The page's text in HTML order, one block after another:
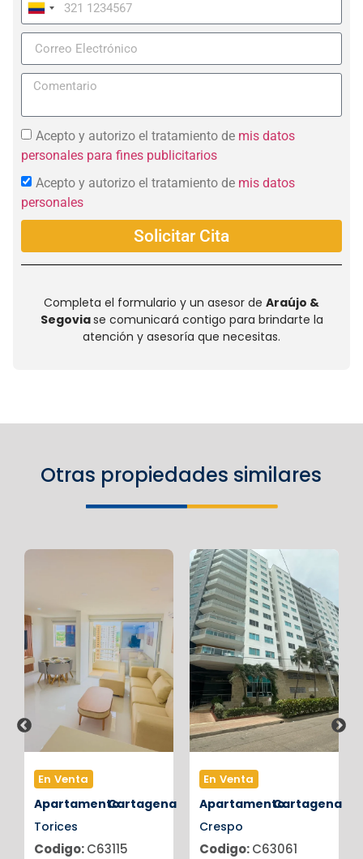
Colombia
+57
Acepto y autorizo el tratamiento de mis datos
personales para fines publicitarios
Acepto y autorizo el tratamiento de mis datos
personales
Solicitar Cita
Completa el formulario y un asesor de Araújo &
Segoviase comunicará contigo para brindarte la
atención y asesoría que necesitas.
Otras propiedades similares
En Venta
ApartamentoCartagena
Torices
Codigo:C63115
En Venta
ApartamentoCartagena
Crespo
Codigo:C63061